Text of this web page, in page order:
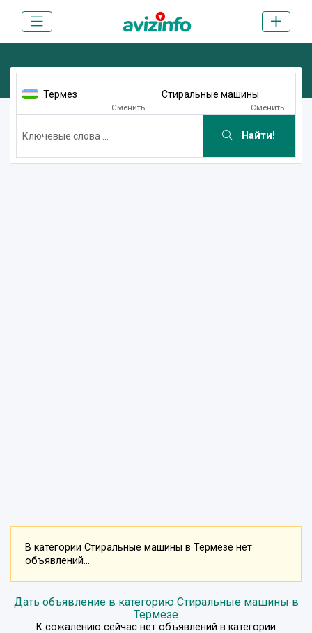
Термез
Сменить
Стиральные машины
Сменить
Найти!
В категории Стиральные машины в Термезе нет
объявлений...
Дать объявление в категорию Стиральные машины в
Термезе
К сожалению сейчас нет объявлений в категории